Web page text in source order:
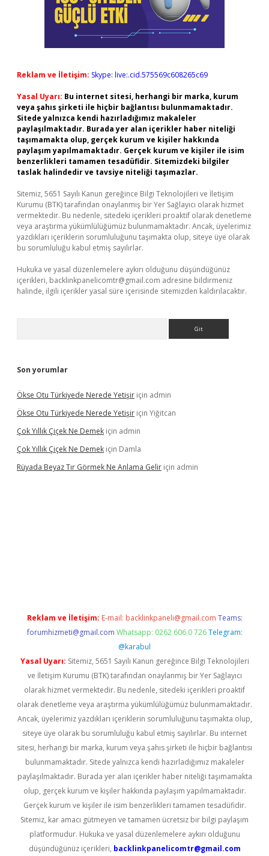
Reklam ve İletişim: Skype: live:.cid.575569c608265c69
Yasal Uyarı: Bu internet sitesi, herhangi bir marka, kurum
veya şahıs şirketi ile hiçbir bağlantısı bulunmamaktadır.
Sitede yalnızca kendi hazırladığımız makaleler
paylaşılmaktadır. Burada yer alan içerikler haber niteliği
taşımamakta olup, gerçek kurum ve kişiler hakkında
paylaşım yapılmamaktadır. Gerçek kurum ve kişiler ile isim
benzerlikleri tamamen tesadüfidir. Sitemizdeki bilgiler
taslak halindedir ve tavsiye niteliği taşımazlar.
Sitemiz, 5651 Sayılı Kanun gereğince Bilgi Teknolojileri ve İletişim
Kurumu (BTK) tarafından onaylanmış bir Yer Sağlayıcı olarak hizmet
vermektedir. Bu nedenle, sitedeki içerikleri proaktif olarak denetleme
veya araştırma yükümlülüğümüz bulunmamaktadır. Ancak, üyelerimiz
yazdıkları içeriklerin sorumluluğunu taşımakta olup, siteye üye olarak
bu sorumluluğu kabul etmiş sayılırlar.
Hukuka ve yasal düzenlemelere aykırı olduğunu düşündüğünüz
içerikleri, backlinkpanelicomtr@gmail.com adresine bildirmeniz
halinde, ilgili içerikler yasal süre içerisinde sitemizden kaldırılacaktır.
Son yorumlar
Ökse Otu Türkiyede Nerede Yetişir için admin
Ökse Otu Türkiyede Nerede Yetişir için Yiğitcan
Çok Yıllık Çiçek Ne Demek için admin
Çok Yıllık Çiçek Ne Demek için Damla
Rüyada Beyaz Tır Görmek Ne Anlama Gelir için admin
Reklam ve İletişim: E-mail: backlinkpaneli@gmail.com Teams:
forumhizmeti@gmail.com Whatsapp: 0262 606 0 726 Telegram:
@karabul
Yasal Uyarı: Sitemiz, 5651 Sayılı Kanun gereğince Bilgi Teknolojileri
ve İletişim Kurumu (BTK) tarafından onaylanmış bir Yer Sağlayıcı
olarak hizmet vermektedir. Bu nedenle, sitedeki içerikleri proaktif
olarak denetleme veya araştırma yükümlülüğümüz bulunmamaktadır.
Ancak, üyelerimiz yazdıkları içeriklerin sorumluluğunu taşımakta olup,
siteye üye olarak bu sorumluluğu kabul etmiş sayılırlar. Bu internet
sitesi, herhangi bir marka, kurum veya şahıs şirketi ile hiçbir bağlantısı
bulunmamaktadır. Sitede yalnızca kendi hazırladığımız makaleler
paylaşılmaktadır. Burada yer alan içerikler haber niteliği taşımamakta
olup, gerçek kurum ve kişiler hakkında paylaşım yapılmamaktadır.
Gerçek kurum ve kişiler ile isim benzerlikleri tamamen tesadüfidir.
Sitemiz, kar amacı gütmeyen ve tamamen ücretsiz bir bilgi paylaşım
platformudur. Hukuka ve yasal düzenlemelere aykırı olduğunu
düşündüğünüz içerikleri, backlinkpanelicomtr@gmail.com